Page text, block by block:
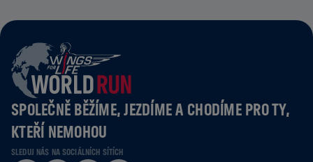
SPOLEČNĚ BĚŽÍME, JEZDÍME A CHODÍME PRO TY,
KTEŘÍ NEMOHOU
SLEDUJ NÁS NA SOCIÁLNÍCH SÍTÍCH